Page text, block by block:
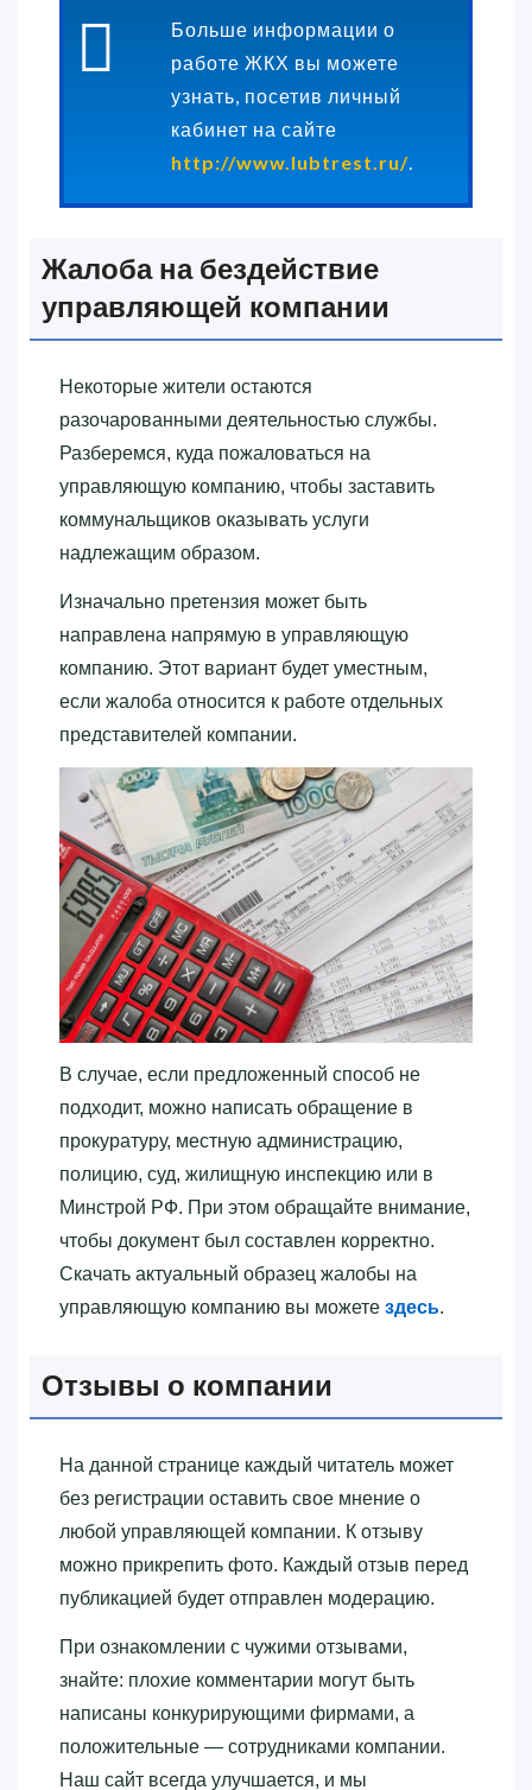
Больше информации о
работе ЖКХ вы можете
узнать, посетив личный
кабинет на сайте
http://www.lubtrest.ru/.
Жалоба на бездействие
управляющей компании
Некоторые жители остаются
разочарованными деятельностью службы.
Разберемся, куда пожаловаться на
управляющую компанию, чтобы заставить
коммунальщиков оказывать услуги
надлежащим образом.
Изначально претензия может быть
направлена напрямую в управляющую
компанию. Этот вариант будет уместным,
если жалоба относится к работе отдельных
представителей компании.
В случае, если предложенный способ не
подходит, можно написать обращение в
прокуратуру, местную администрацию,
полицию, суд, жилищную инспекцию или в
Минстрой РФ. При этом обращайте внимание,
чтобы документ был составлен корректно.
Скачать актуальный образец жалобы на
управляющую компанию вы можете здесь.
Отзывы о компании
На данной странице каждый читатель может
без регистрации оставить свое мнение о
любой управляющей компании. К отзыву
можно прикрепить фото. Каждый отзыв перед
публикацией будет отправлен модерацию.
При ознакомлении с чужими отзывами,
знайте: плохие комментарии могут быть
написаны конкурирующими фирмами, а
положительные — сотрудниками компании.
Наш сайт всегда улучшается, и мы